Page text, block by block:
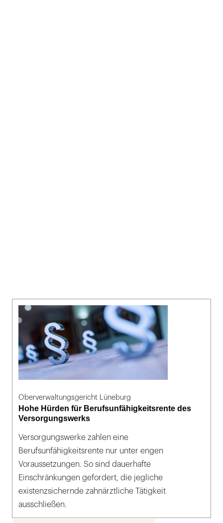
Oberverwaltungsgericht Lüneburg
Hohe Hürden für Berufsunfähigkeitsrente des
Versorgungswerks
Versorgungswerke zahlen eine
Berufsunfähigkeitsrente nur unter engen
Voraussetzungen. So sind dauerhafte
Einschränkungen gefordert, die jegliche
existenzsichernde zahnärztliche Tätigkeit
ausschließen.